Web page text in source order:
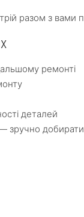
разом з вами
ремонті
деталей
зручно